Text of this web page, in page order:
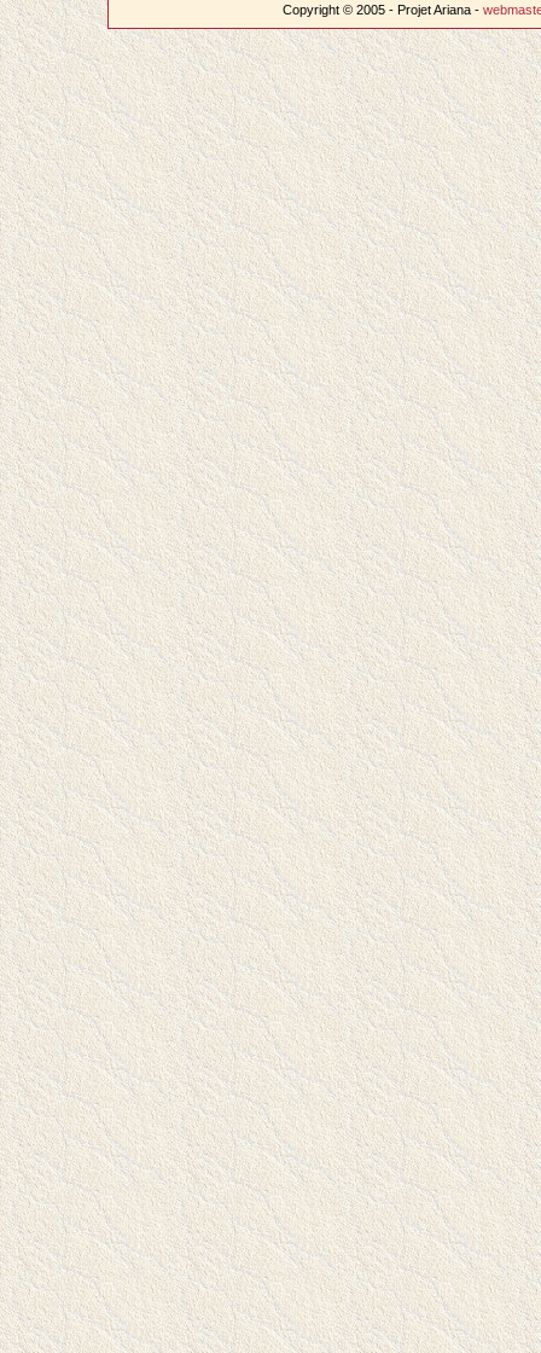
Copyright © 2005 - Projet Ariana -